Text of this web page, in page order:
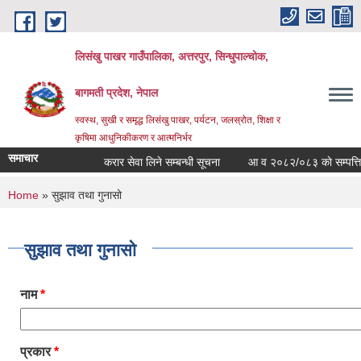
Skip to main content
लिसंखु पाखर गाउँपालिका, अत्तरपुर, सिन्धुपाल्चोक,
बागमती प्रदेश, नेपाल
स्वस्थ, सुखी र समृद्ध लिसंखु पाखर, पर्यटन, जलस्रोत, शिक्षा र
कृषिमा आधुनिकीकरण र आत्मनिर्भर
समाचार करार सेवा लिने सम्बन्धी सूचना आ व २०८२/०८३ काे सम्पत्ति
You are here
Home » सुझाव तथा गुनासो
सुझाव तथा गुनासो
नाम*
प्रकार*